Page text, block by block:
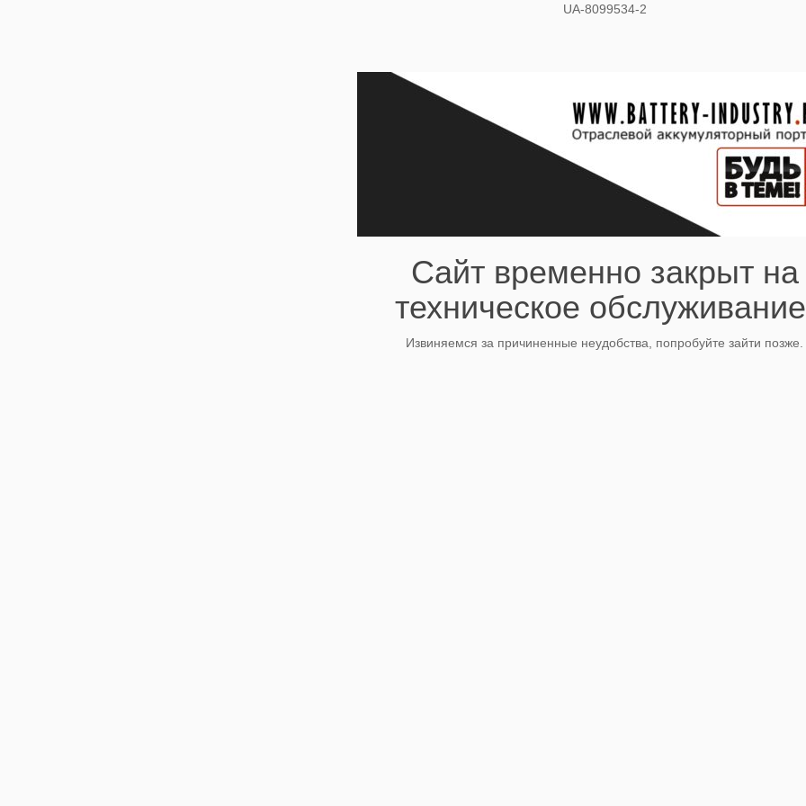
UA-8099534-2
Сайт временно закрыт на
техническое
Извиняемся за причиненные неудобства, попробуйте зайти позже.